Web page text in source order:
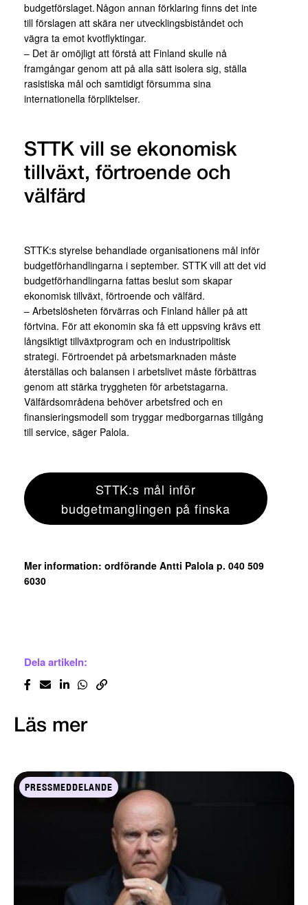
budgetförslaget. Någon annan förklaring finns det inte
till förslagen att skära ner utvecklingsbiståndet och
vägra ta emot kvotflyktingar.
– Det är omöjligt att förstå att Finland skulle nå
framgångar genom att på alla sätt isolera sig, ställa
rasistiska mål och samtidigt försumma sina
internationella förpliktelser.
STTK vill se ekonomisk
tillväxt, förtroende och
välfärd
STTK:s styrelse behandlade organisationens mål inför
budgetförhandlingarna i september. STTK vill att det vid
budgetförhandlingarna fattas beslut som skapar
ekonomisk tillväxt, förtroende och välfärd.
– Arbetslösheten förvärras och Finland håller på att
förtvina. För att ekonomin ska få ett uppsving krävs ett
långsiktigt tillväxtprogram och en industripolitisk
strategi. Förtroendet på arbetsmarknaden måste
återställas och balansen i arbetslivet måste förbättras
genom att stärka tryggheten för arbetstagarna.
Välfärdsområdena behöver arbetsfred och en
finansieringsmodell som tryggar medborgarnas tillgång
till service, säger Palola.
STTK:s mål inför
budgetmanglingen på finska
Mer information: ordförande Antti Palola p. 040 509
6030
Dela artikeln:
Läs mer
PRESSMEDDELANDE